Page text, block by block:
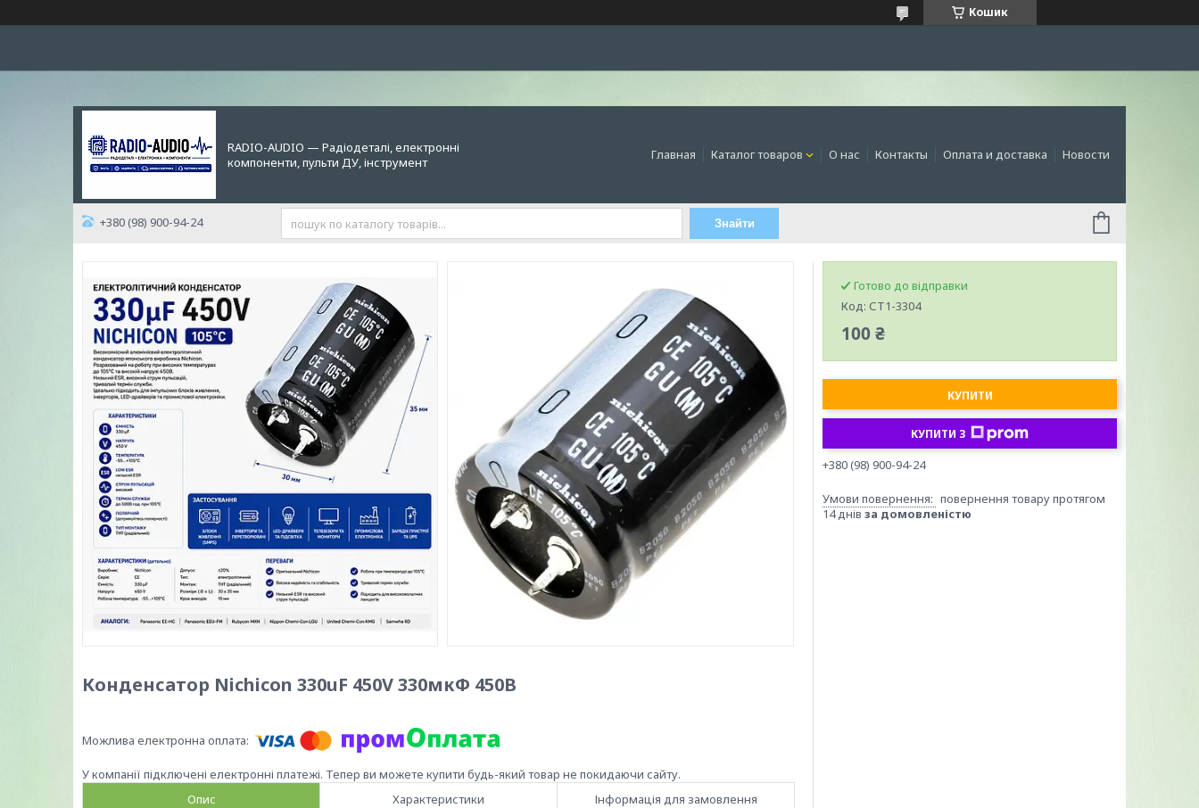
Кошик
RADIO-AUDIO — Радіодеталі, електронні
компоненти, пульти ДУ, інструмент
Главная Каталог товаров О нас Контакты Оплата и доставка Новости
+380 (98) 900-94-24 Знайти
Конденсатор Nichicon 330uF 450V 330мкФ 450В
У компанії підключені електронні платежі. Тепер ви можете купити будь-який товар не покидаючи сайту.
Опис
Характеристики Інформація для замовлення
Готово до відправки
Код: СТ1-3304
100 ₴
КУПИТИ
КУПИТИ З
+380 (98) 900-94-24
повернення товару протягом
14 днів за домовленістю